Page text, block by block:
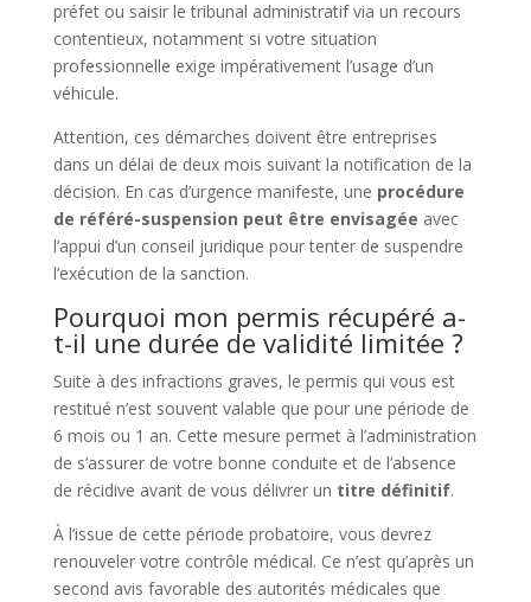
préfet ou saisir le tribunal administratif via un recours
contentieux, notamment si votre situation
professionnelle exige impérativement l’usage d’un
véhicule.
Attention, ces démarches doivent être entreprises
dans un délai de deux mois suivant la notification de la
décision. En cas d’urgence manifeste, une procédure
de référé-suspension peut être envisagée avec
l’appui d’un conseil juridique pour tenter de suspendre
l’exécution de la sanction.
Pourquoi mon permis récupéré a-
t-il une durée de validité limitée ?
Suite à des infractions graves, le permis qui vous est
restitué n’est souvent valable que pour une période de
6 mois ou 1 an. Cette mesure permet à l’administration
de s’assurer de votre bonne conduite et de l’absence
de récidive avant de vous délivrer un titre définitif.
À l’issue de cette période probatoire, vous devrez
renouveler votre contrôle médical. Ce n’est qu’après un
second avis favorable des autorités médicales que